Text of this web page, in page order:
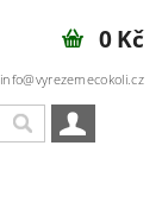
info@vyrezemecokoli.cz
0 Kč